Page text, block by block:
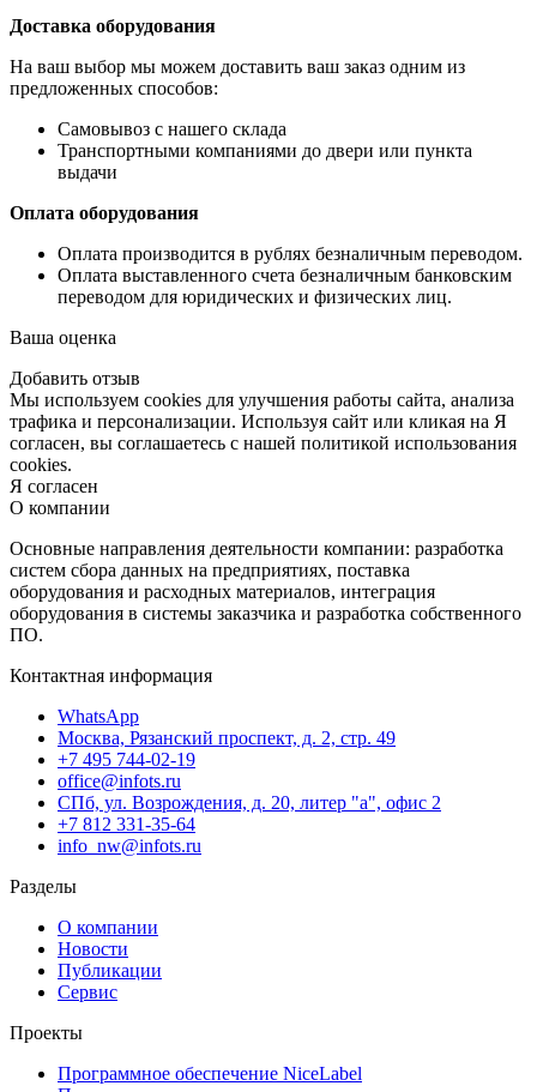
Доставка оборудования
На ваш выбор мы можем доставить ваш заказ одним из
предложенных способов:
Самовывоз с нашего склада
Транспортными компаниями до двери или пункта
выдачи
Оплата оборудования
Оплата производится в рублях безналичным переводом.
Оплата выставленного счета безналичным банковским
переводом для юридических и физических лиц.
Ваша оценка
Добавить отзыв
Мы используем cookies для улучшения работы сайта, анализа
трафика и персонализации. Используя сайт или кликая на Я
согласен, вы соглашаетесь с нашей политикой использования
cookies.
Я согласен
О компании
Основные направления деятельности компании: разработка
систем сбора данных на предприятиях, поставка
оборудования и расходных материалов, интеграция
оборудования в системы заказчика и разработка собственного
ПО.
Контактная информация
WhatsApp
Москва, Рязанский проспект, д. 2, стр. 49
+7 495 744-02-19
office@infots.ru
СПб, ул. Возрождения, д. 20, литер "a", офис 2
+7 812 331-35-64
info_nw@infots.ru
Разделы
О компании
Новости
Публикации
Сервис
Проекты
Программное обеспечение NiceLabel